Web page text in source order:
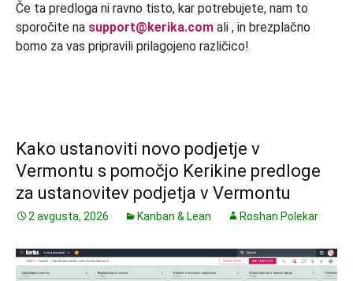
Če ta predloga ni ravno tisto, kar potrebujete, nam to
sporočite na support@kerika.com ali , in brezplačno
bomo za vas pripravili prilagojeno različico!
Kako ustanoviti novo podjetje v
Vermontu s pomočjo Kerikine predloge
za ustanovitev podjetja v Vermontu
2 avgusta, 2026 Kanban & Lean Roshan Polekar